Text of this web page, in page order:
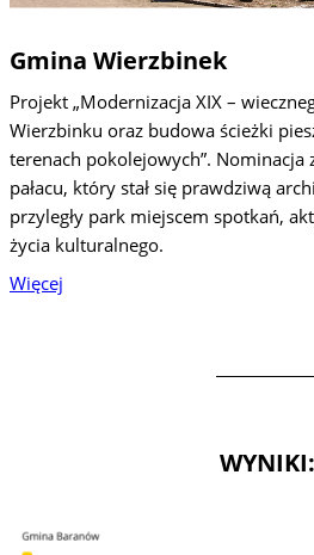
Gmina Wierzbinek
Projekt „Modernizacja XIX –
Wierzbinku oraz budowa ścieżki
terenach pokolejowych”. Nominacja
pałacu, który stał się prawdziwą
przyległy park miejscem spotkań,
życia kulturalnego.
Więcej
WYNIKI: